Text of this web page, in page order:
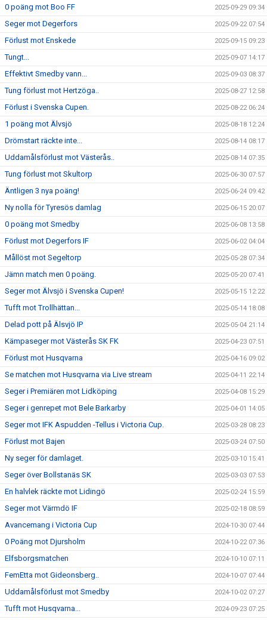
0 poäng mot Boo FF 2025-09-29 09:34
Seger mot Degerfors 2025-09-22 07:54
Förlust mot Enskede 2025-09-15 09:23
Tungt... 2025-09-07 14:17
Effektivt Smedby vann... 2025-09-03 08:37
Tung förlust mot Hertzöga.. 2025-08-27 12:58
Förlust i Svenska Cupen. 2025-08-22 06:24
1 poäng mot Älvsjö 2025-08-18 12:24
Drömstart räckte inte... 2025-08-14 08:17
Uddamålsförlust mot Västerås.. 2025-08-14 07:35
Tung förlust mot Skultorp 2025-06-30 07:57
Äntligen 3 nya poäng! 2025-06-24 09:42
Ny nolla för Tyresös damlag 2025-06-15 20:07
0 poäng mot Smedby 2025-06-08 13:58
Förlust mot Degerfors IF 2025-06-02 04:04
Mållöst mot Segeltorp 2025-05-28 07:34
Jämn match men 0 poäng. 2025-05-20 07:41
Seger mot Älvsjö i Svenska Cupen! 2025-05-15 12:22
Tufft mot Trollhättan... 2025-05-14 18:08
Delad pott på Älsvjö IP 2025-05-04 21:14
Kämpaseger mot Västerås SK FK 2025-04-23 07:51
Förlust mot Husqvarna 2025-04-16 09:02
Se matchen mot Husqvarna via Live stream 2025-04-11 22:14
Seger i Premiären mot Lidköping 2025-04-08 15:29
Seger i genrepet mot Bele Barkarby 2025-04-01 14:05
Seger mot IFK Aspudden -Tellus i Victoria Cup. 2025-03-28 08:23
Förlust mot Bajen 2025-03-24 07:50
Ny seger för damlaget. 2025-03-10 15:41
Seger över Bollstanäs SK 2025-03-03 07:53
En halvlek räckte mot Lidingö 2025-02-24 15:59
Seger mot Värmdö IF 2025-02-18 08:59
Avancemang i Victoria Cup 2024-10-30 07:44
0 Poäng mot Djursholm 2024-10-22 07:36
Elfsborgsmatchen 2024-10-10 07:11
FemEtta mot Gideonsberg.. 2024-10-07 07:44
Uddamålsförlust mot Smedby 2024-10-02 07:27
Tufft mot Husqvarna... 2024-09-23 07:25